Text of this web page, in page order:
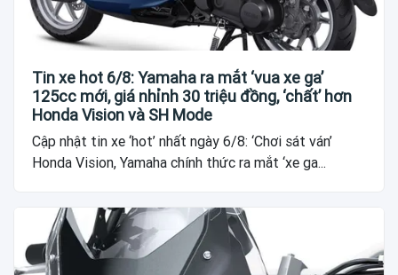
Tin xe hot 6/8: Yamaha ra mắt ‘vua xe ga’
125cc mới, giá nhỉnh 30 triệu đồng, ‘chất’ hơn
Honda Vision và SH Mode
Cập nhật tin xe ‘hot’ nhất ngày 6/8: ‘Chơi sát ván’
Honda Vision, Yamaha chính thức ra mắt ‘xe ga...